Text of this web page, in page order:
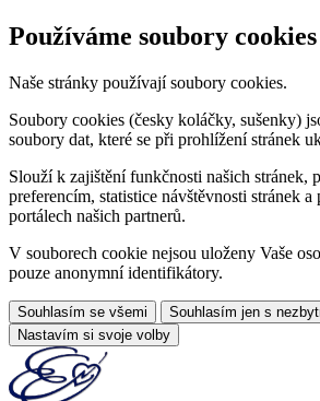
Používáme soubory cookies
Naše stránky používají soubory cookies.
Soubory cookies (česky koláčky, sušenky)
soubory dat, které se při prohlížení stránek
Slouží k zajištění funkčnosti našich stránek,
preferencím, statistice návštěvnosti stránek
portálech našich partnerů.
V souborech cookie nejsou uloženy Vaše
pouze anonymní identifikátory.
Souhlasím se všemi
Souhlasím jen s
Nastavím si svoje volby